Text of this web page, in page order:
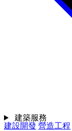
建設開發 營造工程
建築服務